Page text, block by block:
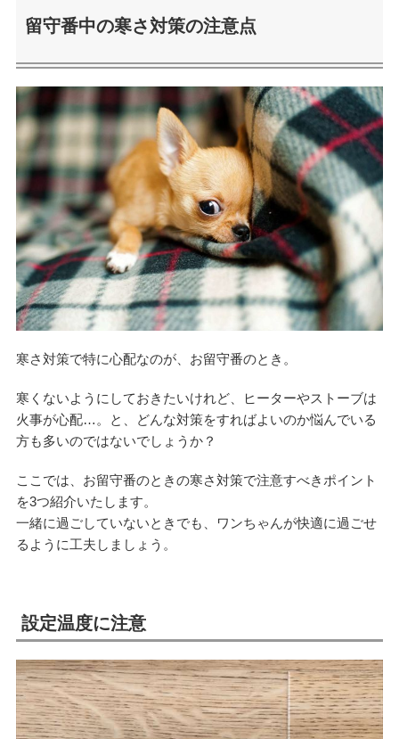
留守番中の寒さ対策の注意点
寒さ対策で特に心配なのが、お留守番のとき。
寒くないようにしておきたいけれど、ヒーターやストーブは
火事が心配…。と、どんな対策をすればよいのか悩んでいる
方も多いのではないでしょうか？
ここでは、お留守番のときの寒さ対策で注意すべきポイント
を3つ紹介いたします。
一緒に過ごしていないときでも、ワンちゃんが快適に過ごせ
るように工夫しましょう。
設定温度に注意